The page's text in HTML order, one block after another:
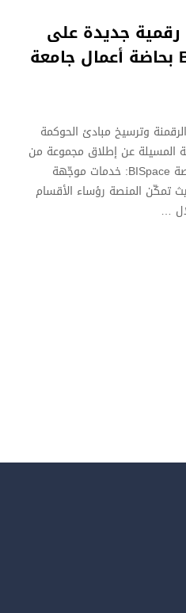
جديدة على
منصة BISpace بحاضة أعمال جامعة
وترسيخ مبادئ الحوكمة
المسيلة عن إطلاق مجموعة من
الخدمات الرقمية الجديدة على منصة BISpace: خدمات موجّهة
تمكّن المنصة رؤساء الأقسام
…